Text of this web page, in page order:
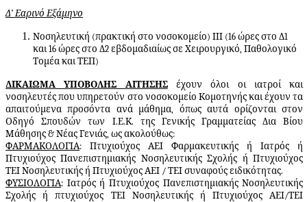
Δ’ Εαρινό Εξάμηνο
Νοσηλευτική (πρακτική στο νοσοκομείο) ΙΙΙ (16 ώρες στο Δ1
και 16 ώρες στο Δ2 εβδομαδιαίως σε Χειρουργικό, Παθολογικό
Τομέα και ΤΕΠ)
ΔΙΚΑΊΩΜΑ ΥΠΟΒΟΛΉΣ ΑΊΤΗΣΗΣέχουν όλοι οι ιατροί και
νοσηλευτές που υπηρετούν στο νοσοκομείο Κομοτηνής και έχουν τα
απαιτούμενα προσόντα ανά μάθημα, όπως αυτά ορίζονται στον
Οδηγό Σπουδών των Ι.Ε.Κ. της Γενικής Γραμματείας Δια Βίου
Μάθησης & Νέας Γενιάς, ως ακολούθως:
ΦΑΡΜΑΚΟΛΟΓΙΑ: Πτυχιούχος ΑΕΙ Φαρμακευτικής ή Ιατρός ή
Πτυχιούχος Πανεπιστημιακής Νοσηλευτικής Σχολής ή Πτυχιούχος
ΤΕΙ Νοσηλευτικής ή Πτυχιούχος ΑΕΙ / ΤΕΙ συναφούς ειδικότητας.
ΦΥΣΙΟΛΟΓΙΑ: Ιατρός ή Πτυχιούχος Πανεπιστημιακής Νοσηλευτικής
Σχολής ή πτυχιούχος ΤΕΙ Νοσηλευτικής ή Πτυχιούχος ΑΕΙ/ΤΕΙ